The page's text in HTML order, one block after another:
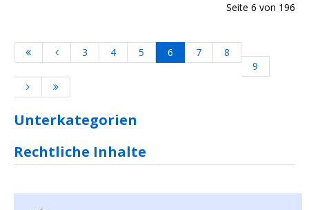
Seite 6 von 196
3 4 5 6 7
8
9
Unterkategorien
Rechtliche Inhalte